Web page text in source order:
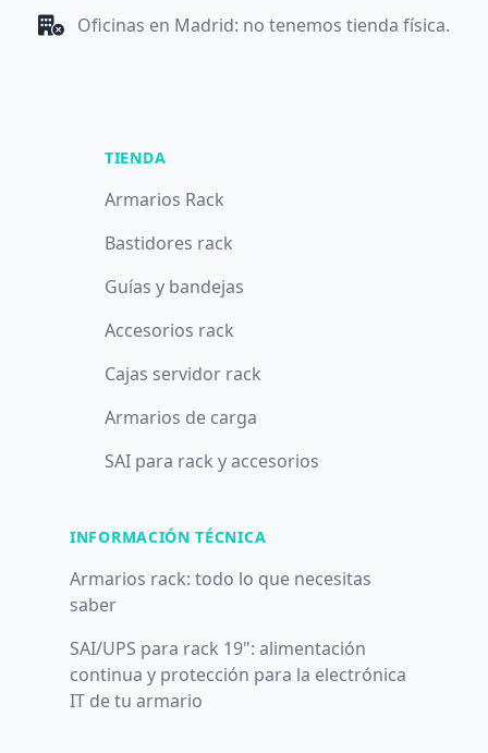
Oficinas en Madrid: no tenemos tienda física.
TIENDA
Armarios Rack
Bastidores rack
Guías y bandejas
Accesorios rack
Cajas servidor rack
Armarios de carga
SAI para rack y accesorios
INFORMACIÓN TÉCNICA
Armarios rack: todo lo que necesitas
saber
SAI/UPS para rack 19": alimentación
continua y protección para la electrónica
IT de tu armario